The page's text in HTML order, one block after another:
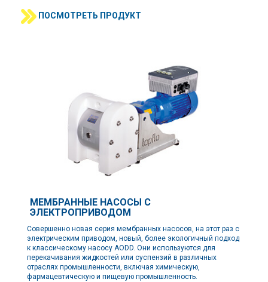
ПОСМОТРЕТЬ ПРОДУКТ
МЕМБРАННЫЕ НАСОСЫ С
ЭЛЕКТРОПРИВОДОМ
Совершенно новая серия мембранных насосов, на этот раз с
электрическим приводом, новый, более экологичный подход
к классическому насосу AODD. Они используются для
перекачивания жидкостей или суспензий в различных
отраслях промышленности, включая химическую,
фармацевтическую и пищевую промышленность.